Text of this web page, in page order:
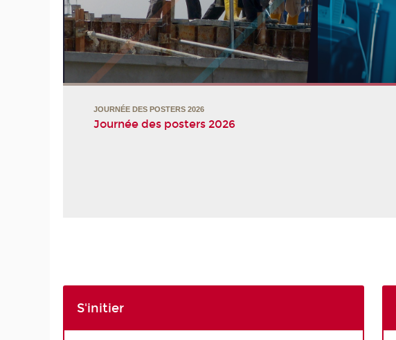
JOURNÉE DES POSTERS 2026
Journée des posters 2026
S'initier